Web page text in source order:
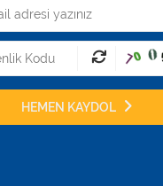
HEMEN KAYDOL